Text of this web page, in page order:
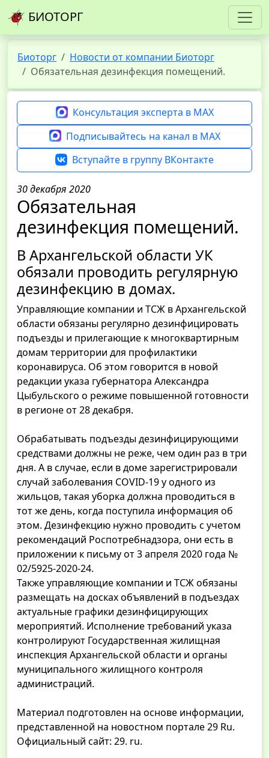
БИОТОРГ
Биоторг
Новости от компании Биоторг
Обязательная дезинфекция помещений.
Консультация эксперта в MAX
Подписывайтесь на канал в MAX
Вступайте в группу ВКонтакте
30 декабря 2020
Обязательная
дезинфекция помещений.
В Архангельской области УК
обязали проводить регулярную
дезинфекцию в домах.
Управляющие компании и ТСЖ в Архангельской
области обязаны регулярно дезинфицировать
подъезды и прилегающие к многоквартирным
домам территории для профилактики
коронавируса. Об этом говорится в новой
редакции указа губернатора Александра
Цыбульского о режиме повышенной готовности
в регионе от 28 декабря.
Обрабатывать подъезды дезинфицирующими
средствами должны не реже, чем один раз в три
дня. А в случае, если в доме зарегистрировали
случай заболевания COVID-19 у одного из
жильцов, такая уборка должна проводиться в
тот же день, когда поступила информация об
этом. Дезинфекцию нужно проводить с учетом
рекомендаций Роспотребнадзора, они есть в
приложении к письму от 3 апреля 2020 года №
02/5925-2020-24.
Также управляющие компании и ТСЖ обязаны
размещать на досках объявлений в подъездах
актуальные графики дезинфицирующих
мероприятий. Исполнение требований указа
контролируют Государственная жилищная
инспекция Архангельской области и органы
муниципального жилищного контроля
администраций.
Материал подготовлен на основе информации,
представленной на новостном портале 29 Ru.
Официальный сайт: 29. ru.